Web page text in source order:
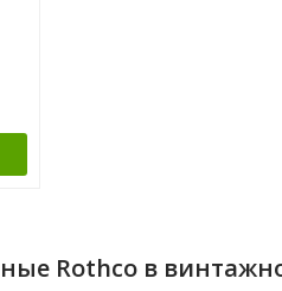
Rothco в